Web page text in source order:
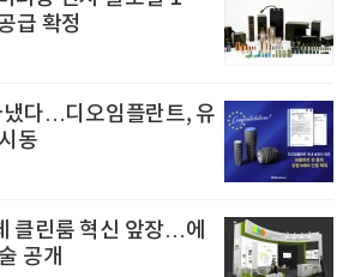
급 확정
냈다…디오임플란트, 유
동
클린룸 혁신 앞장…에
공개